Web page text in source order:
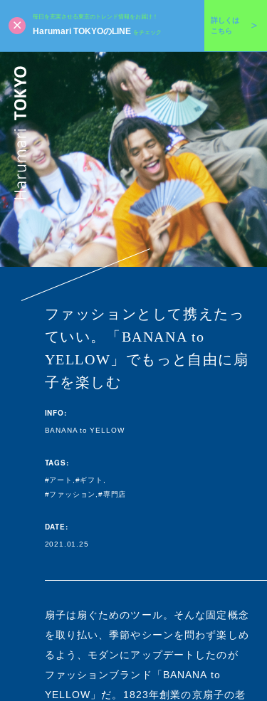
毎日を充実させる東京のトレンド情報をお届け！
Harumari TOKYOのLINE をチェック
詳しくは
こちら
ファッションとして携えたっ
ていい。「BANANA to
YELLOW」でもっと自由に扇
子を楽しむ
INFO:
BANANA to YELLOW
TAGS:
アート
ギフト
ファッション
専門店
DATE:
2021.01.25
扇子は扇ぐためのツール。そんな固定概念
を取り払い、季節やシーンを問わず楽しめ
るよう、モダンにアップデートしたのが
ファッションブランド「BANANA to
YELLOW」だ。1823年創業の京扇子の老